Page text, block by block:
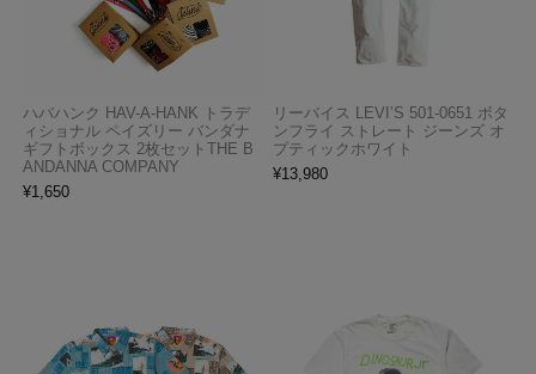
ハバハンク HAV-A-HANK トラデ
ィショナル ペイズリー バンダナ
ギフトボックス 2枚セットTHE B
ANDANNA COMPANY
¥1,650
リーバイス LEVI’S 501-0651 ボタ
ンフライ ストレート ジーンズ オ
プティックホワイト
¥13,980